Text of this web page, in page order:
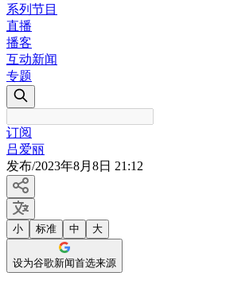
系列节目
直播
播客
互动新闻
专题
订阅
吕爱丽
发布/2023年8月8日 21:12
小 标准 中 大
设为谷歌新闻首选来源